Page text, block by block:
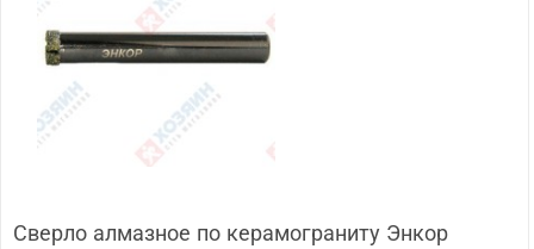
Сверло алмазное по керамограниту Энкор